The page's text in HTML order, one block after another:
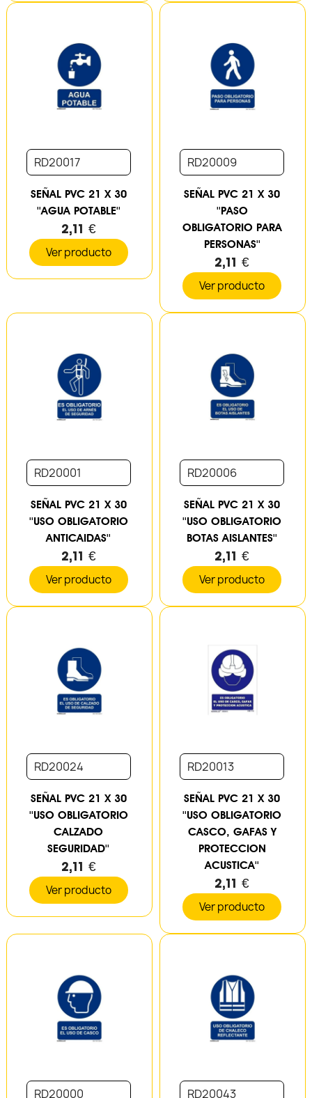
RD20017
SEÑAL PVC 21 X 30
''AGUA POTABLE''
2,11 €
Ver producto
RD20009
SEÑAL PVC 21 X 30
''PASO
OBLIGATORIO PARA
PERSONAS''
2,11 €
Ver producto
RD20001
SEÑAL PVC 21 X 30
''USO OBLIGATORIO
ANTICAIDAS''
2,11 €
Ver producto
RD20006
SEÑAL PVC 21 X 30
''USO OBLIGATORIO
BOTAS AISLANTES''
2,11 €
Ver producto
RD20024
SEÑAL PVC 21 X 30
''USO OBLIGATORIO
CALZADO
SEGURIDAD''
2,11 €
Ver producto
RD20013
SEÑAL PVC 21 X 30
''USO OBLIGATORIO
CASCO, GAFAS Y
PROTECCION
ACUSTICA''
2,11 €
Ver producto
RD20000 RD20043